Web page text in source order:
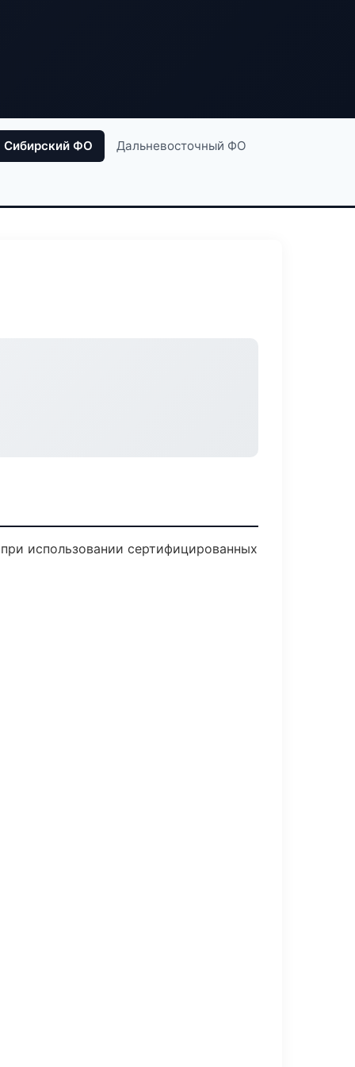
Сибирский ФО Дальневосточный ФО
использовании сертифицированных